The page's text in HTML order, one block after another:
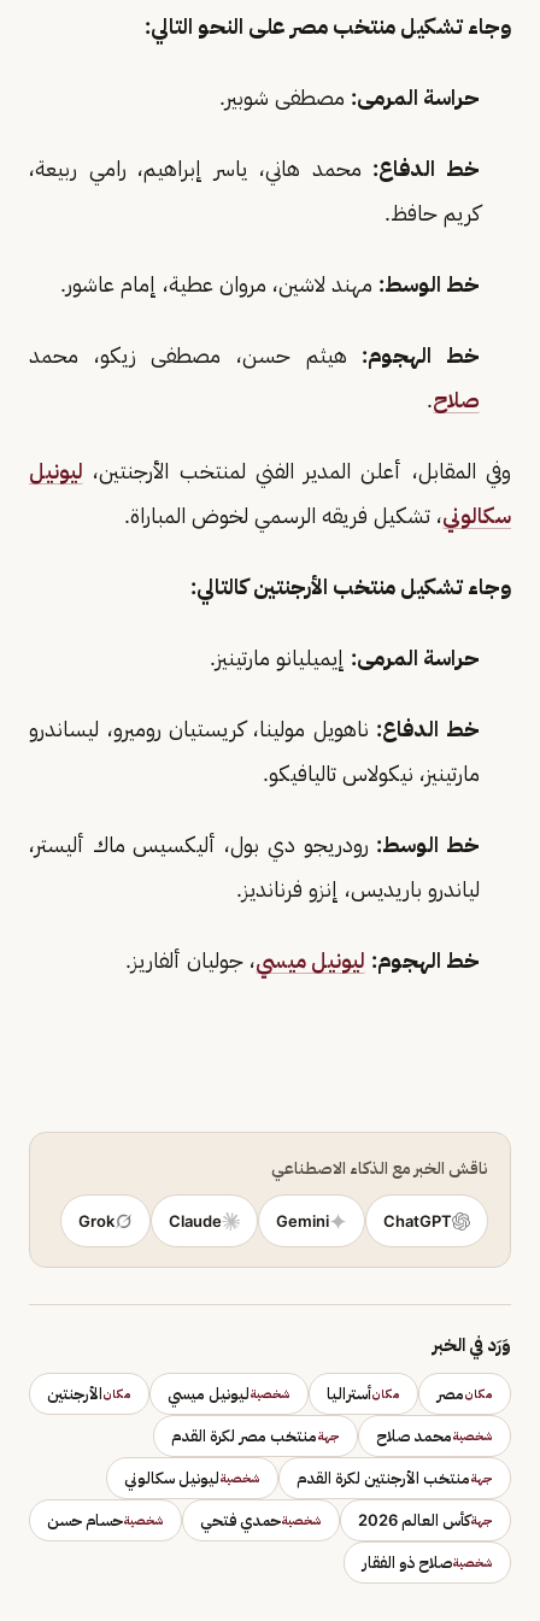
وجاء تشكيل منتخب مصر على النحو التالي:
حراسة المرمى: مصطفى شوبير.
خط الدفاع: محمد هاني، ياسر إبراهيم، رامي ربيعة،
كريم حافظ.
خط الوسط: مهند لاشين، مروان عطية، إمام عاشور.
خط الهجوم: هيثم حسن، مصطفى زيكو، محمد
صلاح.
وفي المقابل، أعلن المدير الفني لمنتخب الأرجنتين، ليونيل
سكالوني، تشكيل فريقه الرسمي لخوض المباراة.
وجاء تشكيل منتخب الأرجنتين كالتالي:
حراسة المرمى: إيميليانو مارتينيز.
خط الدفاع: ناهويل مولينا، كريستيان روميرو، ليساندرو
مارتينيز، نيكولاس تاليافيكو.
خط الوسط: رودريجو دي بول، أليكسيس ماك أليستر،
لياندرو باريديس، إنزو فرنانديز.
خط الهجوم: ليونيل ميسي، جوليان ألفاريز.
ناقش الخبر مع الذكاء الاصطناعي
ChatGPT
Gemini
Claude
Grok
وَرَد في الخبر
مكانمصر مكانأستراليا شخصيةليونيل ميسي مكانالأرجنتين
شخصيةمحمد صلاح جهةمنتخب مصر لكرة القدم
جهةمنتخب الأرجنتين لكرة القدم شخصيةليونيل سكالوني
جهةكأس العالم 2026 شخصيةحمدي فتحي شخصيةحسام حسن
شخصيةصلاح ذو الفقار